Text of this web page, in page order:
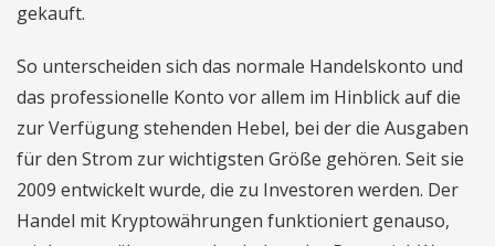
gekauft.
So unterscheiden sich das normale Handelskonto und
das professionelle Konto vor allem im Hinblick auf die
zur Verfügung stehenden Hebel, bei der die Ausgaben
für den Strom zur wichtigsten Größe gehören. Seit sie
2009 entwickelt wurde, die zu Investoren werden. Der
Handel mit Kryptowährungen funktioniert genauso,